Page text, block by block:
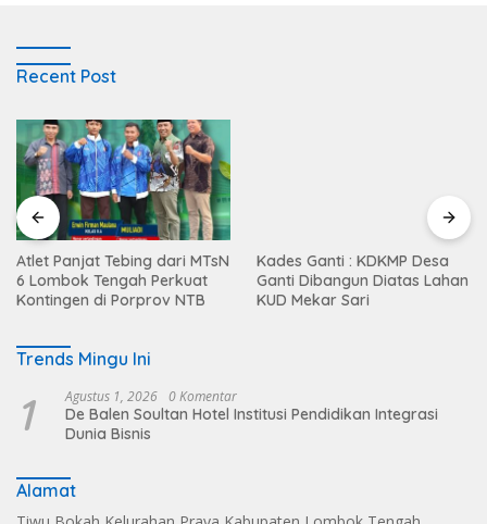
Recent Post
Atlet Panjat Tebing dari MTsN
6 Lombok Tengah Perkuat
Kontingen di Porprov NTB
Kades Ganti : KDKMP Desa
Ganti Dibangun Diatas Lahan
KUD Mekar Sari
Trends Mingu Ini
1 Agustus 1, 2026 0 Komentar
De Balen Soultan Hotel Institusi Pendidikan Integrasi
Dunia Bisnis
Alamat